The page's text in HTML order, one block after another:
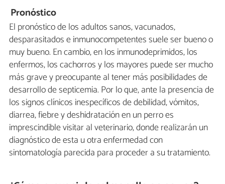
Pronóstico
El pronóstico de los adultos sanos, vacunados,
desparasitados e inmunocompetentes suele ser bueno o
muy bueno. En cambio, en los inmunodeprimidos, los
enfermos, los cachorros y los mayores puede ser mucho
más grave y preocupante al tener más posibilidades de
desarrollo de septicemia. Por lo que, ante la presencia de
los signos clínicos inespecíficos de debilidad, vómitos,
diarrea, fiebre y deshidratación en un perro es
imprescindible visitar al veterinario, donde realizarán un
diagnóstico de esta u otra enfermedad con
sintomatología parecida para proceder a su tratamiento.